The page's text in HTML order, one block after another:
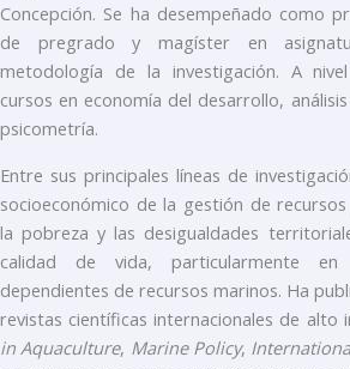
Concepción. Se ha desempeñado como
de pregrado y magíster en
metodología de la investigación. A
cursos en economía del desarrollo,
psicometría.
Entre sus principales líneas de
socioeconómico de la gestión de
la pobreza y las desigualdades
calidad de vida, particularmente en
dependientes de recursos marinos. Ha
revistas científicas internacionales de alto
in Aquaculture, Marine Policy,